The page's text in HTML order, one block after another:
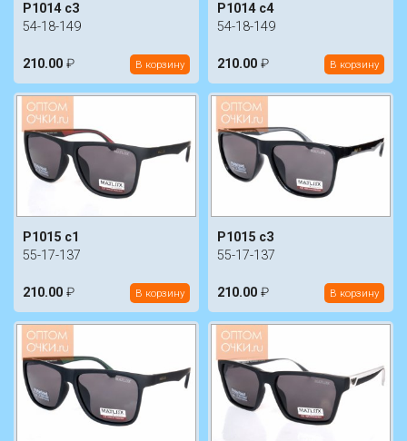
P1014 c3
54-18-149
210.00 ₽ В корзину
P1014 c4
54-18-149
210.00 ₽ В корзину
P1015 c1
55-17-137
210.00 ₽ В корзину
P1015 c3
55-17-137
210.00 ₽ В корзину